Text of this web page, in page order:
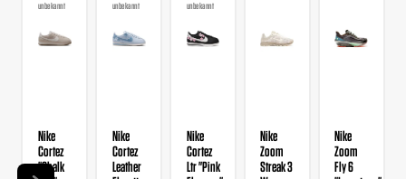
unbekannt
Nike
Cortez
"Chalk
unbekannt
Nike
Cortez
Leather
unbekannt
Nike
Cortez
Ltr "Pink
Nike
Zoom
Streak 3
Nike
Zoom
Fly 6